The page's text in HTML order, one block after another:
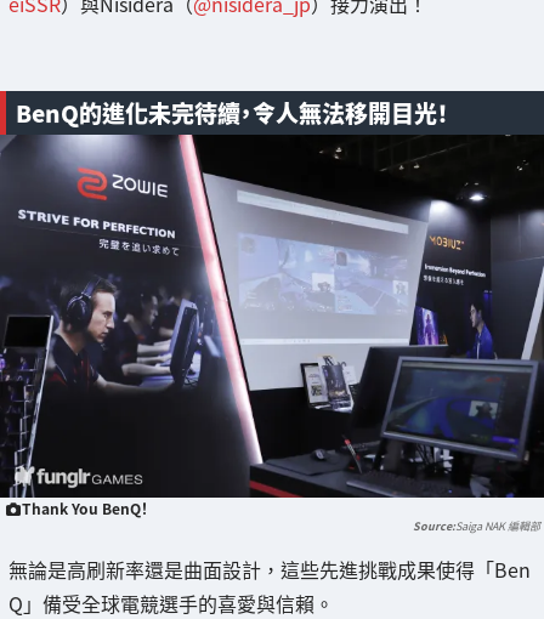
BenQ的進化未完待續，令人無法移開目光！
Thank You BenQ！
Saiga NAK 編輯部
無論是高刷新率還是曲面設計，這些先進挑戰成果使得「Ben
Q」備受全球電競選手的喜愛與信賴。